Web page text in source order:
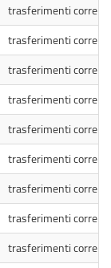
trasferimenti correnti
trasferimenti correnti
trasferimenti correnti
trasferimenti correnti
trasferimenti correnti
trasferimenti correnti
trasferimenti correnti
trasferimenti correnti
trasferimenti correnti